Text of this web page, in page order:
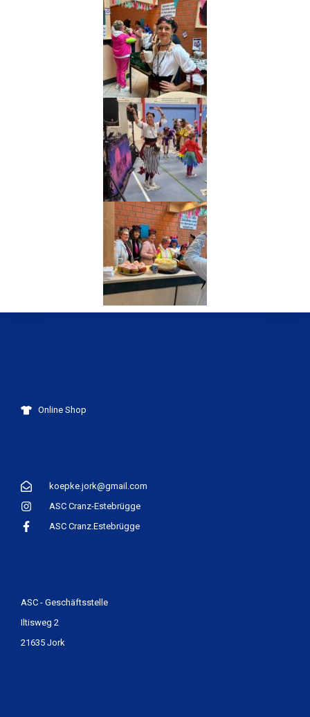
ASC - Geschäftsstelle
Iltisweg 2
21635 Jork
koepke.jork@gmail.com
ASC Cranz-Estebrügge
ASC Cranz.Estebrügge
Online Shop